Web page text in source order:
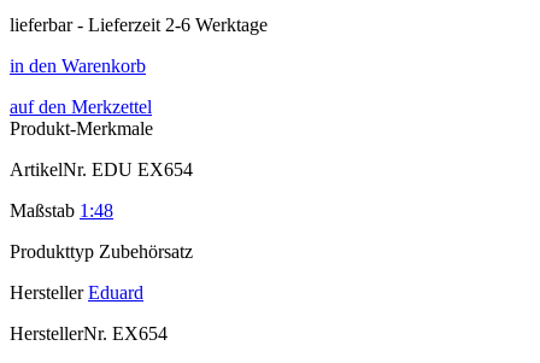
lieferbar - Lieferzeit 2-6 Werktage
in den Warenkorb
auf den Merkzettel
Produkt-Merkmale
ArtikelNr. EDU EX654
Maßstab 1:48
Produkttyp Zubehörsatz
Hersteller Eduard
HerstellerNr. EX654